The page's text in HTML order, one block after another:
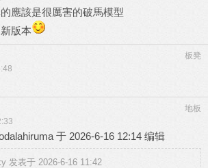
應該是很厲害的破馬模型
版本
板凳
地板
于 2026-6-16 12:14 编辑
发表于 2026-6-16 11:42